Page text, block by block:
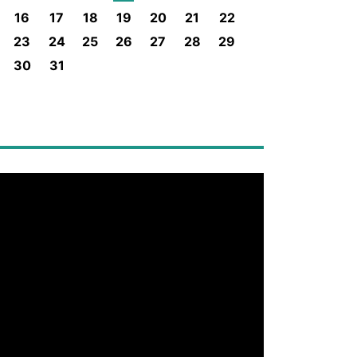
16
17 18 19 20 21
22
23
24 25 26 27 28
29
30
31